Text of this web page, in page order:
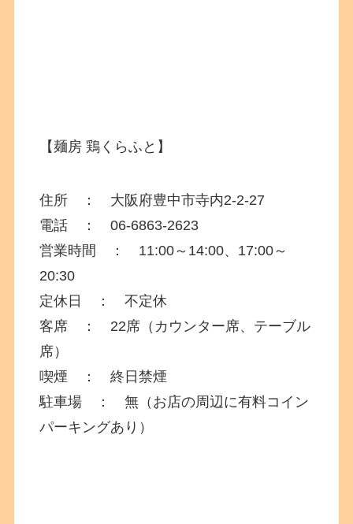
【麺房 鶏くらふと】
住所 ： 大阪府豊中市寺内2-2-27
電話 ： 06-6863-2623
営業時間 ： 11:00～14:00、17:00～
20:30
定休日 ： 不定休
客席 ： 22席（カウンター席、テーブル
席）
喫煙 ： 終日禁煙
駐車場 ：無（お店の周辺に有料コイン
パーキングあり）